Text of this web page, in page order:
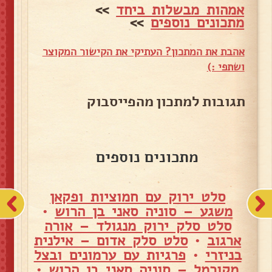
אמהות מבשלות ביחד >>
מתכונים נוספים>>
אהבת את המתכון? העתיקי את הקישור המקוצר
ושתפי :)
תגובות למתכון מהפייסבוק
מתכונים נוספים
סלט ירוק עם חמוציות ופקאן
משגע – סוניה סאני בן הרוש •
סלט סלק ירוק מנגולד – אורה
ארגוב •סלט סלק אדום – אילנית
בניזרי • פרגיות עם ערמונים ובצל